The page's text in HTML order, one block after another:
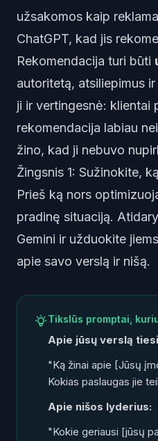
užsakomos kaip
ChatGPT, kad jis
Rekomendacija turi būti
autoritetą, atsiliepimus
ji ir vertingesnė: klientai
rekomendacija labiau
žino, kad ji nebuvo
Žingsnis 1: Sužinokite,
Prieš ką nors
pradinę situaciją.
Gemini ir užduokite
apie savo verslą ir nišą.
Tikslūs promptai,
Apie jūsų verslą
"Ką žinai apie [Jūsų
Kokias paslaugas jie
Apie nišos lyderius:
"Kokie geriausi [jūsų